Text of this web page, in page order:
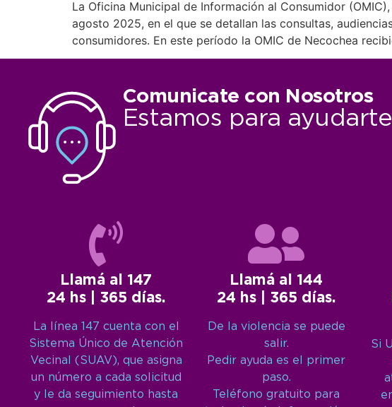
La Oficina Municipal de Información al Consumidor
agosto 2025, en el que se detallan las consultas,
consumidores. En este período la OMIC de Necochea
Comunicate con Nosotros
Estamos para ayudarte
Llamá al 147
24 hs | 365 días.
La línea 147 cuenta con el
Sistema Único de Atención
Vecinal (SUAV), que asigna
un número a cada solicitud
y le da seguimiento hasta
Llamá al 144
24 hs | 365 días.
De la violencia se puede
salir.
Pedir ayuda es el primer
paso.
Teléfono gratuito para
Si